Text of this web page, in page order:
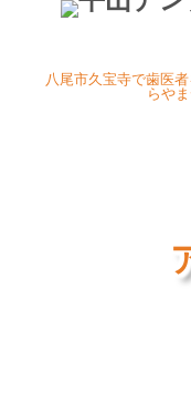
八尾市久宝寺で歯医
らや